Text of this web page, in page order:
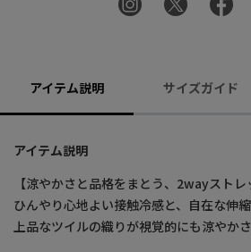
アイテム説明 サイズガイド
アイテム説明
【涼やかさと品格をまとう、2wayストレ
ひんやり心地よい接触冷感と、自在な伸
上品なツイルの織りが視覚的にも涼やか